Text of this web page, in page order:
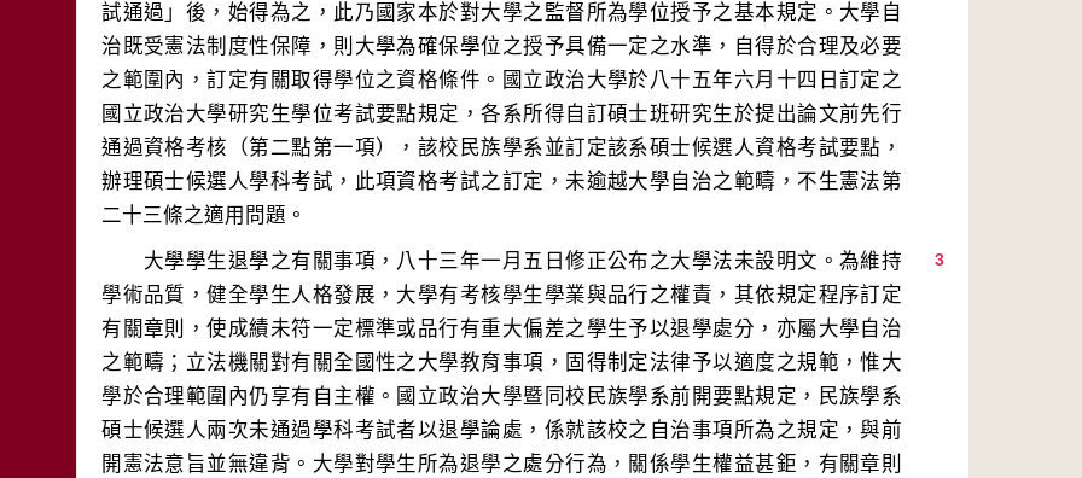
試通過」後，始得為之，此乃國家本於對大學之監督所為學位授予之基本規定。大學自
治既受憲法制度性保障，則大學為確保學位之授予具備一定之水準，自得於合理及必要
之範圍內，訂定有關取得學位之資格條件。國立政治大學於八十五年六月十四日訂定之
國立政治大學研究生學位考試要點規定，各系所得自訂碩士班研究生於提出論文前先行
通過資格考核（第二點第一項），該校民族學系並訂定該系碩士候選人資格考試要點，
辦理碩士候選人學科考試，此項資格考試之訂定，未逾越大學自治之範疇，不生憲法第
3
大學學生退學之有關事項，八十三年一月五日修正公布之大學法未設明文。為維持
學術品質，健全學生人格發展，大學有考核學生學業與品行之權責，其依規定程序訂定
有關章則，使成績未符一定標準或品行有重大偏差之學生予以退學處分，亦屬大學自治
之範疇；立法機關對有關全國性之大學教育事項，固得制定法律予以適度之規範，惟大
學於合理範圍內仍享有自主權。國立政治大學暨同校民族學系前開要點規定，民族學系
碩士候選人兩次未通過學科考試者以退學論處，係就該校之自治事項所為之規定，與前
開憲法意旨並無違背。大學對學生所為退學之處分行為，關係學生權益甚鉅，有關章則